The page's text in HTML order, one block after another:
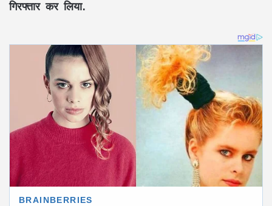
गिरफ्तार कर लिया.